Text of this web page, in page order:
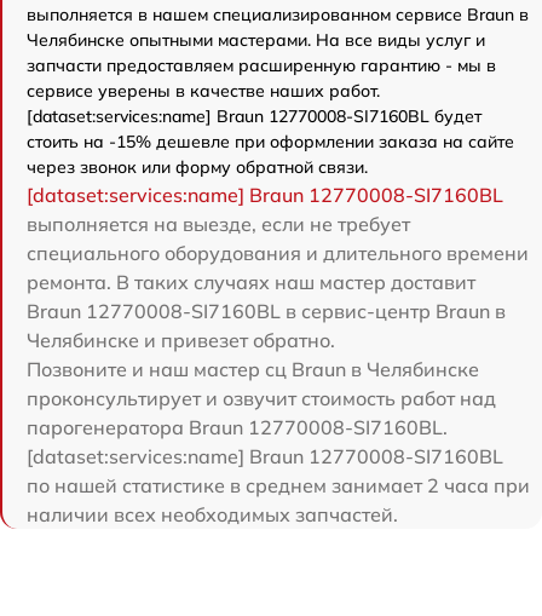
выполняется в нашем специализированном сервисе Braun в
Челябинске опытными мастерами. На все виды услуг и
запчасти предоставляем расширенную гарантию - мы в
сервисе уверены в качестве наших работ.
[dataset:services:name] Braun 12770008-SI7160BL будет
стоить на -15% дешевле при оформлении заказа на сайте
через звонок или форму обратной связи.
[dataset:services:name] Braun 12770008-SI7160BL
выполняется на выезде, если не требует
специального оборудования и длительного времени
ремонта. В таких случаях наш мастер доставит
Braun 12770008-SI7160BL в сервис-центр Braun в
Челябинске и привезет обратно.
Позвоните и наш мастер сц Braun в Челябинске
проконсультирует и озвучит стоимость работ над
парогенератора Braun 12770008-SI7160BL.
[dataset:services:name] Braun 12770008-SI7160BL
по нашей статистике в среднем занимает 2 часа при
наличии всех необходимых запчастей.